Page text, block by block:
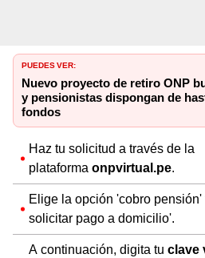
PUEDES VER:
Nuevo proyecto de retiro ONP
y pensionistas dispongan de
fondos
Haz tu solicitud a través de la
plataforma onpvirtual.pe.
Elige la opción 'cobro
solicitar pago a domicilio'.
A continuación, digita tu clave